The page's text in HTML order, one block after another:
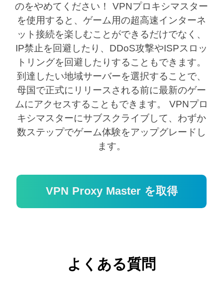
のをやめてください！ VPNプロキシマスター
を使用すると、ゲーム用の超高速インターネ
ット接続を楽しむことができるだけでなく、
IP禁止を回避したり、DDoS攻撃やISPスロッ
トリングを回避したりすることもできます。
到達したい地域サーバーを選択することで、
母国で正式にリリースされる前に最新のゲー
ムにアクセスすることもできます。 VPNプロ
キシマスターにサブスクライブして、わずか
数ステップでゲーム体験をアップグレードし
ます。
VPN Proxy Master を取得
よくある質問